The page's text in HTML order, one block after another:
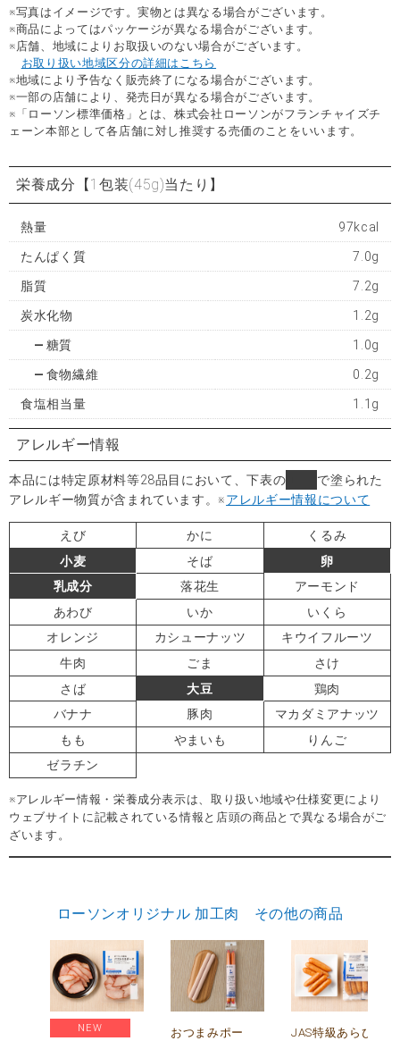
※写真はイメージです。実物とは異なる場合がございます。
※商品によってはパッケージが異なる場合がございます。
※店舗、地域によりお取扱いのない場合がございます。
お取り扱い地域区分の詳細はこちら
※地域により予告なく販売終了になる場合がございます。
※一部の店舗により、発売日が異なる場合がございます。
※「ローソン標準価格」とは、株式会社ローソンがフランチャイズチ
ェーン本部として各店舗に対し推奨する売価のことをいいます。
栄養成分 【1包装(45g)当たり】
熱量 97kcal
たんぱく質 7.0g
脂質 7.2g
炭水化物 1.2g
糖質 1.0g
食物繊維 0.2g
食塩相当量 1.1g
アレルギー情報
本品には特定原材料等28品目において、下表の
で塗られた
アレルギー物質が含まれています。※アレルギー情報について
えび かに
くるみ
小麦
そば
卵
乳成分
落花生
アーモンド
あわび
いか
いくら
オレンジ
カシューナッツ
キウイフルーツ
牛肉
ごま
さけ
さば
大豆
鶏肉
バナナ
豚肉
マカダミアナッツ
もも
やまいも
りんご
ゼラチン
※アレルギー情報・栄養成分表示は、取り扱い地域や仕様変更により
ウェブサイトに記載されている情報と店頭の商品とで異なる場合がご
ざいます。
ローソンオリジナル 加工肉 その他の商品
NEW
おつまみポー
JAS特級あらび